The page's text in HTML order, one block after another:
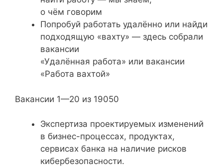
о чём говорим
Попробуй работать удалённо или найди
подходящую «вахту» — здесь собрали
вакансии
«Удалённая работа» или вакансии
«Работа вахтой»
Вакансии 1—20 из 19050
Экспертиза проектируемых изменений
в бизнес-процессах, продуктах,
сервисах банка на наличие рисков
кибербезопасности.